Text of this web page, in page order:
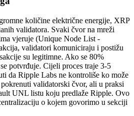
količine električne energije, XRP
validatora. Svaki čvor na mreži
vjeruje (Unique Node List -
validatori komuniciraju i postižu
su legitimne. Ako se 80%
potvrđuje. Cijeli proces traje 3-5
da Ripple Labs ne kontroliše ko može
validatorski čvor, ali u praksi
UNL listu koju predlaže Ripple. Ovo
o kojem govorimo u sekciji